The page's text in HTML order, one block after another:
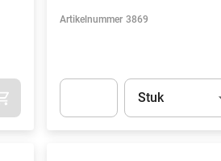
Artikelnummer 3869
Eenheid
Stuk